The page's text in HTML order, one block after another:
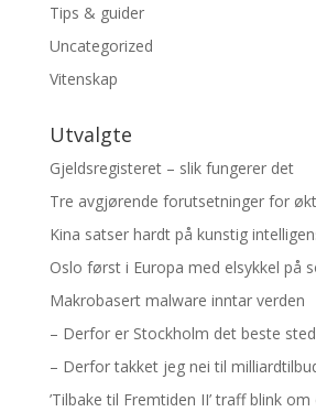
Tips & guider
Uncategorized
Vitenskap
Utvalgte
Gjeldsregisteret – slik fungerer det
Tre avgjørende forutsetninger for
Kina satser hardt på kunstig
Oslo først i Europa med elsykkel på
Makrobasert malware inntar verden
– Derfor er Stockholm det beste
– Derfor takket jeg nei til
’Tilbake til Fremtiden II’ traff blink